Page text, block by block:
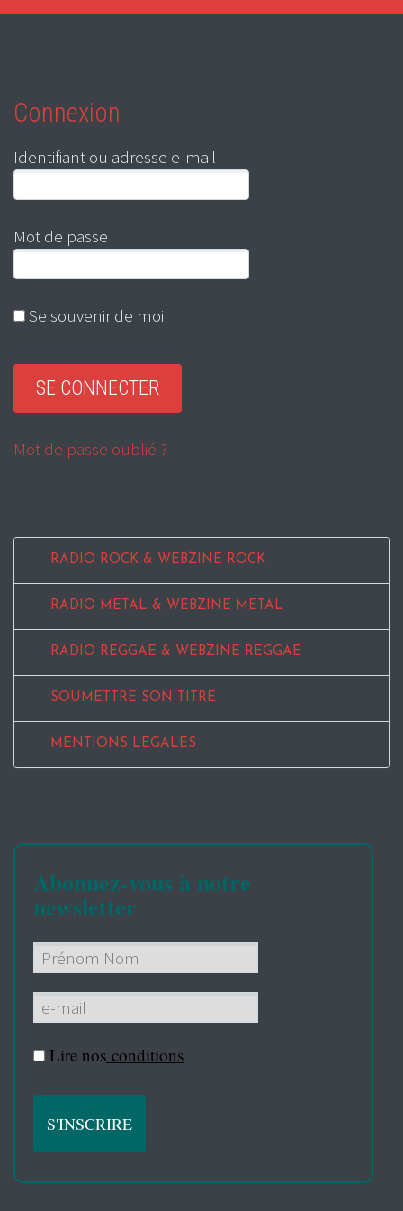
Connexion
Identifiant ou adresse e-mail
Mot de passe
Se souvenir de moi
Mot de passe oublié ?
RADIO ROCK & WEBZINE ROCK
RADIO METAL & WEBZINE METAL
RADIO REGGAE & WEBZINE REGGAE
SOUMETTRE SON TITRE
MENTIONS LEGALES
Abonnez-vous à notre
newsletter
Lire nos conditions